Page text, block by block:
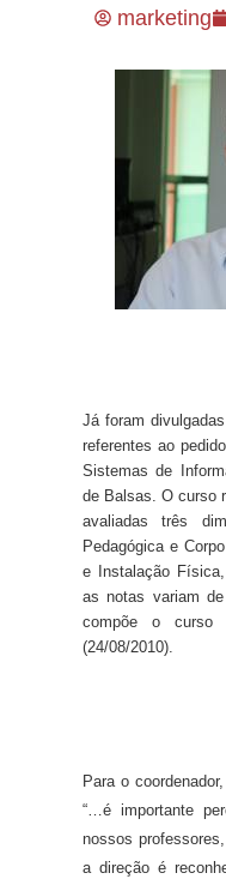
marketing
Já foram
referentes ao
Sistemas de
de Balsas. O curso
avaliadas três
Pedagógica e
e Instalação
as notas variam
compõe o curso
(24/08/2010).
Para o
“…é importante
nossos
a direção é